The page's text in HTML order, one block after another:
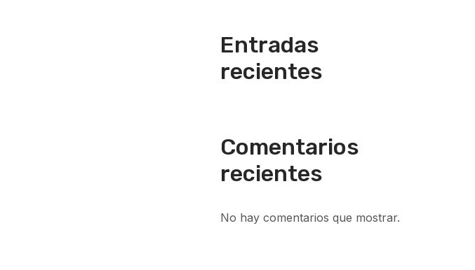
Entradas
recientes
Comentarios
recientes
No hay comentarios que mostrar.